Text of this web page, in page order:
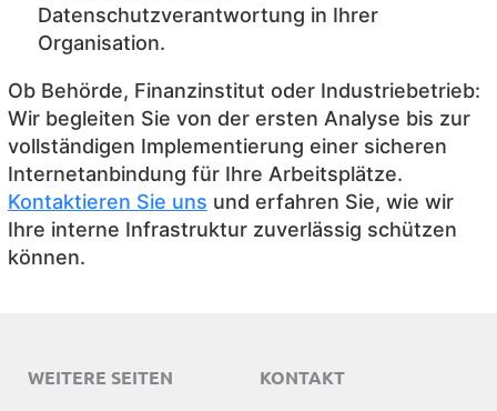
Datenschutzverantwortung in Ihrer
Organisation.
Ob Behörde, Finanzinstitut oder Industriebetrieb:
Wir begleiten Sie von der ersten Analyse bis zur
vollständigen Implementierung einer sicheren
Internetanbindung für Ihre Arbeitsplätze.
Kontaktieren Sie uns und erfahren Sie, wie wir
Ihre interne Infrastruktur zuverlässig schützen
können.
WEITERE SEITEN KONTAKT